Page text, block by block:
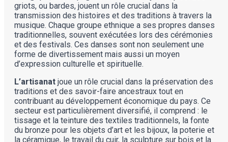
griots, ou bardes, jouent un rôle crucial dans la
transmission des histoires et des traditions à travers la
musique. Chaque groupe ethnique a ses propres danses
traditionnelles, souvent exécutées lors des cérémonies
et des festivals. Ces danses sont non seulement une
forme de divertissement mais aussi un moyen
d’expression culturelle et spirituelle.
L’artisanat joue un rôle crucial dans la préservation des
traditions et des savoir-faire ancestraux tout en
contribuant au développement économique du pays. Ce
secteur est particulièrement diversifié, il comprend : le
tissage et la teinture des textiles traditionnels, la fonte
du bronze pour les objets d’art et les bijoux, la poterie et
la céramique, le travail du cuir, la sculpture sur bois et la